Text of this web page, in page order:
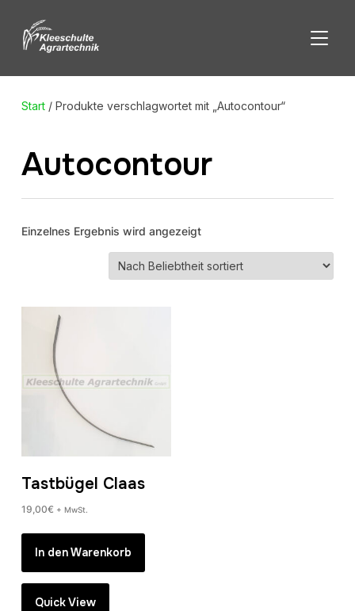
Start/ Produkte verschlagwortet mit „Autocontour“
Autocontour
Einzelnes Ergebnis wird angezeigt
Tastbügel Claas
19,00€ + MwSt.
In den Warenkorb
Quick View